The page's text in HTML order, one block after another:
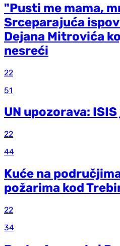
"Pusti me mama,
Srceparajuća
Dejana Mitrovića
nesreći
22
51
UN upozorava:
22
44
Kuće na
požarima kod
22
34